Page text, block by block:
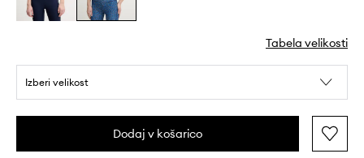
Tabela velikosti
Izberi velikost
Dodaj v košarico